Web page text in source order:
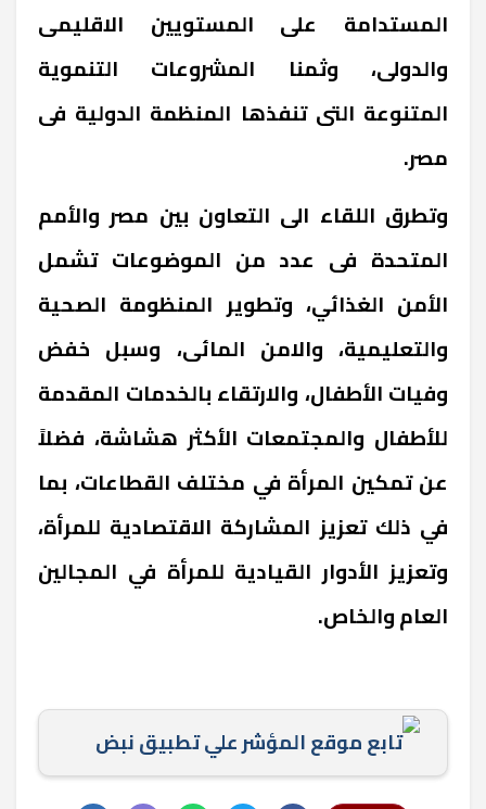
المستدامة على المستويين الاقليمى
والدولى، وثمنا المشروعات التنموية
المتنوعة التى تنفذها المنظمة الدولية فى
مصر.
وتطرق اللقاء الى التعاون بين مصر والأمم
المتحدة فى عدد من الموضوعات تشمل
الأمن الغذائي، وتطوير المنظومة الصحية
والتعليمية، والامن المائى، وسبل خفض
وفيات الأطفال، والارتقاء بالخدمات المقدمة
للأطفال والمجتمعات الأكثر هشاشة، فضلاً
عن تمكين المرأة في مختلف القطاعات، بما
في ذلك تعزيز المشاركة الاقتصادية للمرأة،
وتعزيز الأدوار القيادية للمرأة في المجالين
العام والخاص.
تابع موقع المؤشر علي تطبيق نبض